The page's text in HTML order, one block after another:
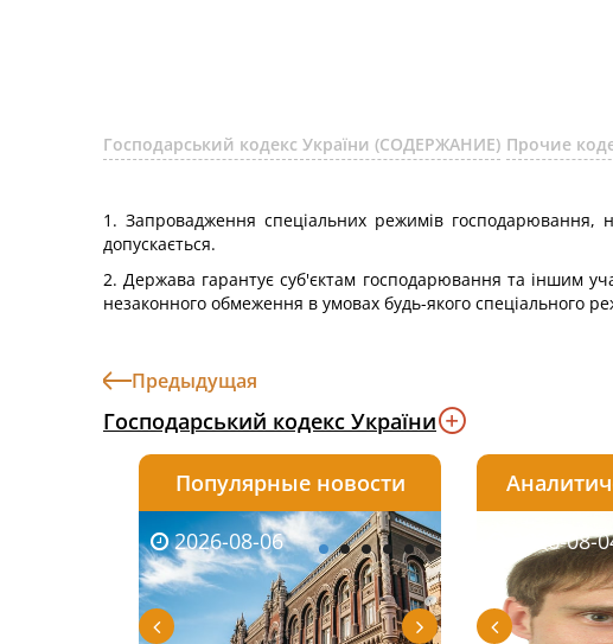
Господарський кодекс України (СОДЕРЖАНИЕ) Прочие
1. Запровадження спеціальних режимів
допускається.
2. Держава гарантує суб'єктам господарювання та іншим
незаконного обмеження в умовах будь-якого спеціального
Предыдущая
Господарський кодекс України
Популярные новости
2026-08-06 2026-08-06
2026-08-03 2026-08-
2026-